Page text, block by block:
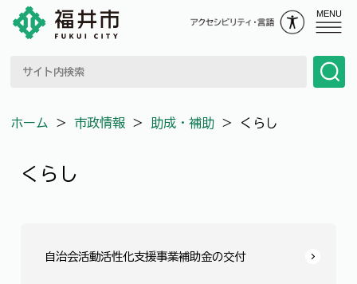
MENU
ホーム ＞ 市政情報 ＞ 助成・補助 ＞ くらし
くらし
自治会活動活性化支援事業補助金の交付